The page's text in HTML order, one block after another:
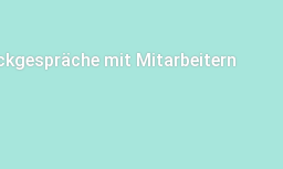
mit Mitarbeitern